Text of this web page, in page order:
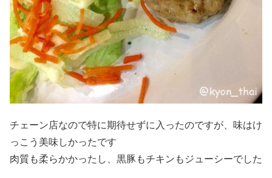
チェーン店なので特に期待せずに入ったのですが、味はけ
っこう美味しかったです
肉質も柔らかかったし、黒豚もチキンもジューシーでした